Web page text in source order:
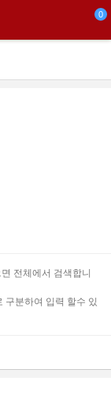
0
전체에서 검색합니
구분하여 입력 할수 있